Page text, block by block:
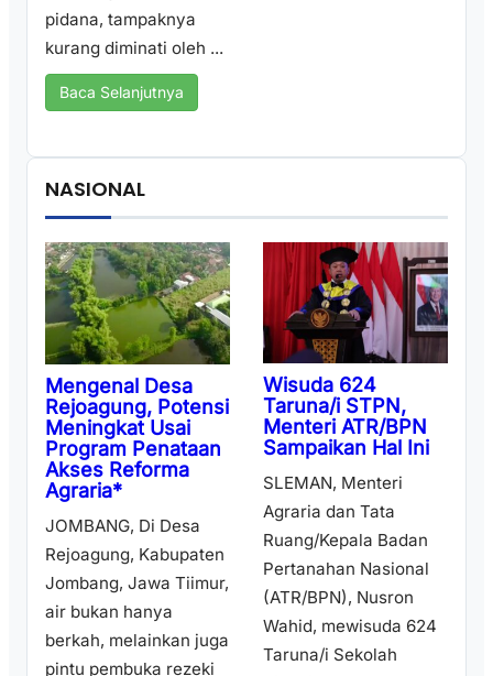
pidana, tampaknya
kurang diminati oleh ...
Baca Selanjutnya
NASIONAL
Mengenal Desa
Rejoagung, Potensi
Meningkat Usai
Program Penataan
Akses Reforma
Agraria*
JOMBANG, Di Desa
Rejoagung, Kabupaten
Jombang, Jawa Tiimur,
air bukan hanya
berkah, melainkan juga
pintu pembuka rezeki
Wisuda 624
Taruna/i STPN,
Menteri ATR/BPN
Sampaikan Hal Ini
SLEMAN, Menteri
Agraria dan Tata
Ruang/Kepala Badan
Pertanahan Nasional
(ATR/BPN), Nusron
Wahid, mewisuda 624
Taruna/i Sekolah